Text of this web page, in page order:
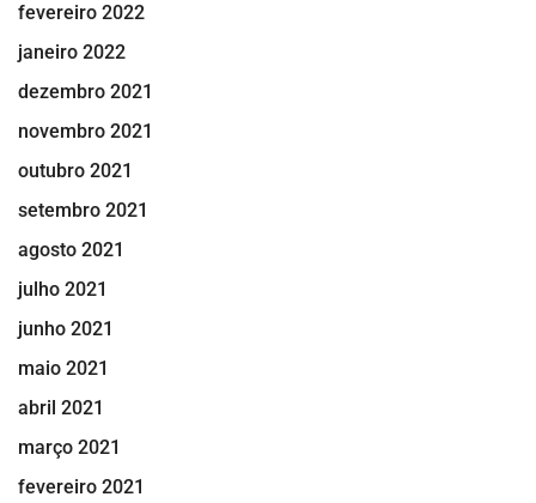
fevereiro 2022
janeiro 2022
dezembro 2021
novembro 2021
outubro 2021
setembro 2021
agosto 2021
julho 2021
junho 2021
maio 2021
abril 2021
março 2021
fevereiro 2021